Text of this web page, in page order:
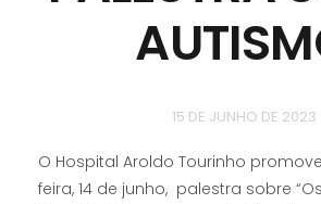
15 DE JUNHO DE 2023
O Hospital Aroldo Tourinho
feira, 14 de junho, palestra sobre